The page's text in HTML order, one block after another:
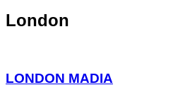
London
LONDON MADIA